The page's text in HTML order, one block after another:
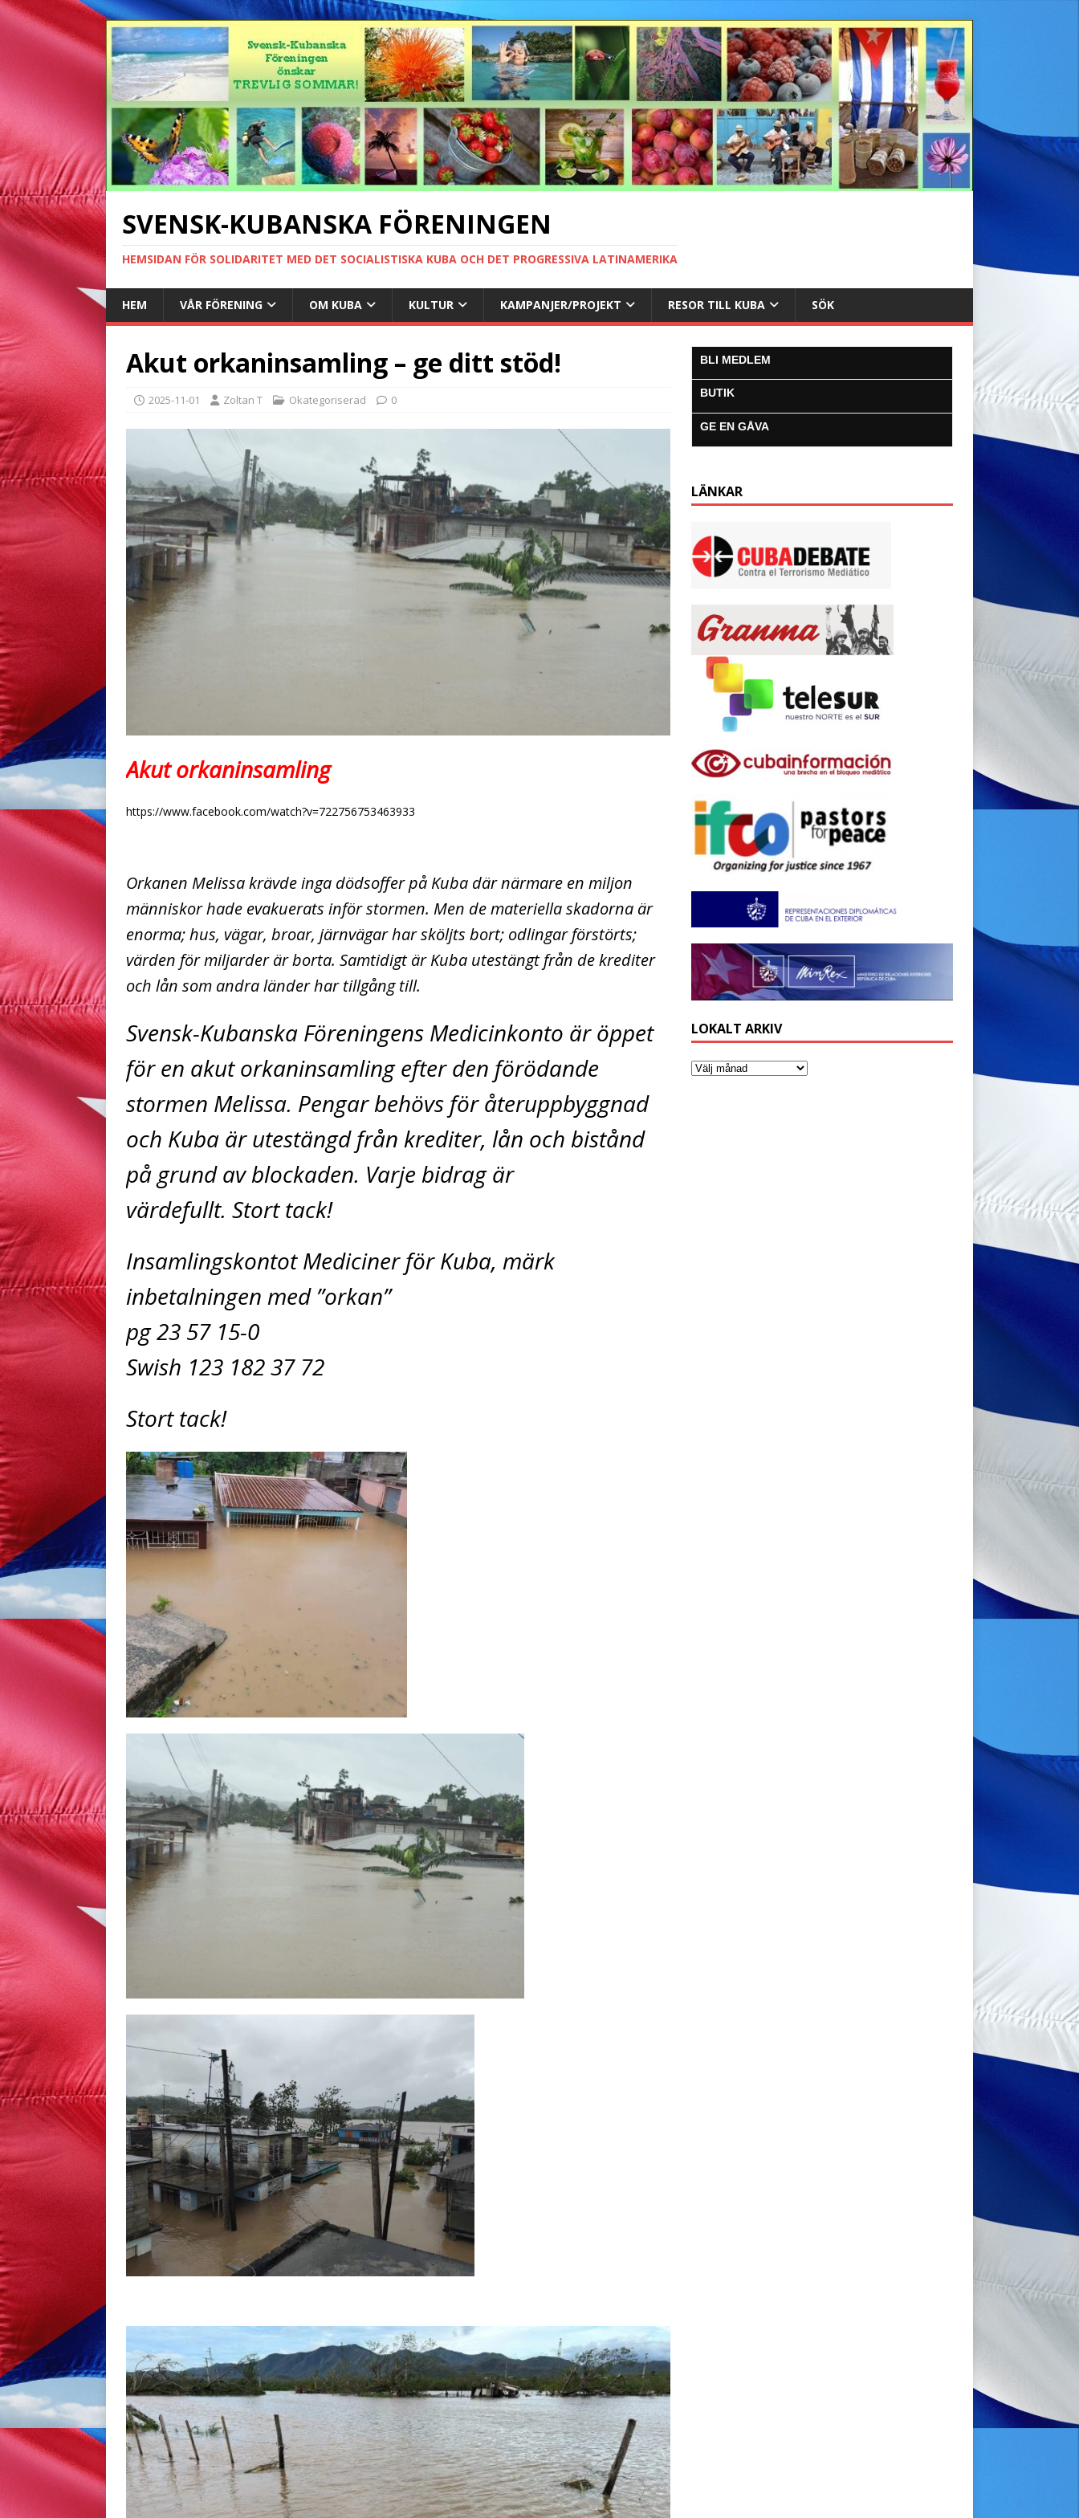
SVENSK-KUBANSKA FÖRENINGEN
HEMSIDAN FÖR SOLIDARITET MED DET SOCIALISTISKA KUBA OCH DET PROGRESSIVA LATINAMERIKA
HEM VÅR FÖRENING OM KUBA KULTUR KAMPANJER/PROJEKT RESOR TILL KUBA SÖK
Akut orkaninsamling – ge ditt stöd!
2025-11-01 Zoltan T Okategoriserad 0
Akut orkaninsamling
https://www.facebook.com/watch?v=722756753463933
Orkanen Melissa krävde inga dödsoffer på Kuba där närmare en miljon
människor hade evakuerats inför stormen. Men de materiella skadorna är
enorma; hus, vägar, broar, järnvägar har sköljts bort; odlingar förstörts;
värden för miljarder är borta. Samtidigt är Kuba utestängt från de krediter
och lån som andra länder har tillgång till.
Svensk-Kubanska Föreningens Medicinkonto är öppet
för en akut orkaninsamling­ efter den förödande
stormen Melissa. Pengar behövs för återuppbyggnad
och Kuba är utestängd från krediter, lån och bistånd
på grund av blockaden. Varje bidrag är
värdefullt. Stort tack!
Insamlingskontot Mediciner för Kuba, märk
inbetalningen med ”orkan”
pg 23 57 15-0
Swish 123 182 37 72
Stort tack!
BLI MEDLEM
BUTIK
GE EN GÅVA
LÄNKAR
LOKALT ARKIV